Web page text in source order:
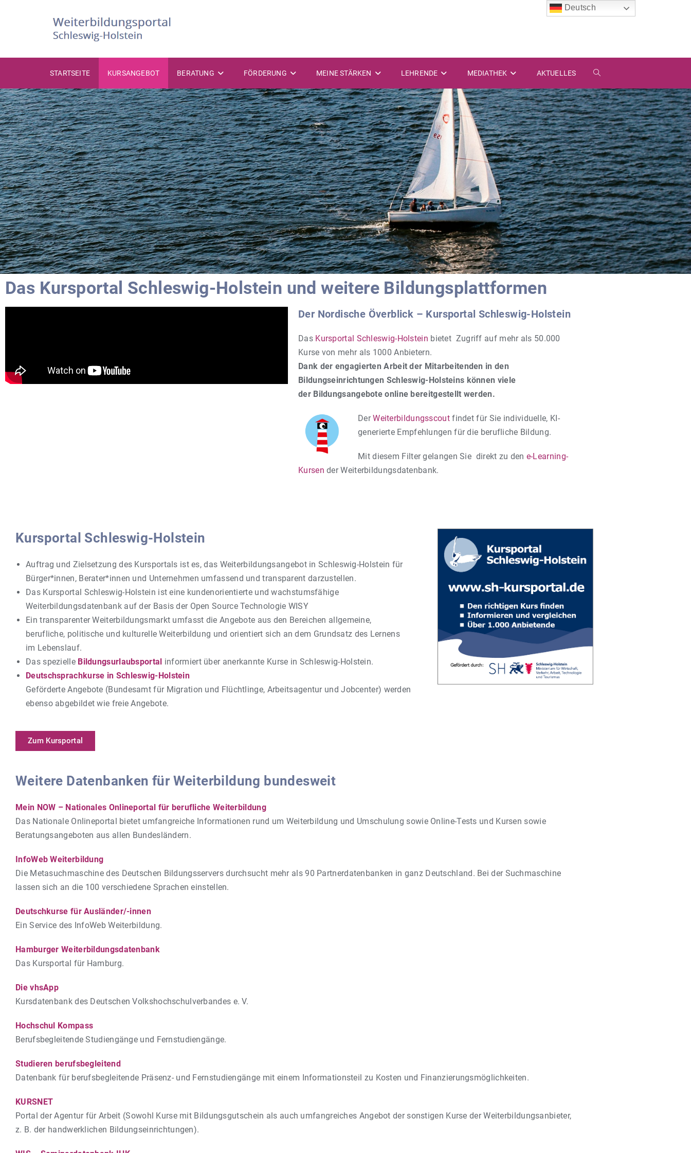
STARTSEITE KURSANGEBOT BERATUNG FÖRDERUNG MEINE STÄRKEN LEHRENDE MEDIATHEK AKTUELLES
Das Kursportal Schleswig-Holstein und weitere Bildungsplattformen
Der Nordische Överblick – Kursportal Schleswig-Holstein
Das Kursportal Schleswig-Holstein bietet Zugriff auf mehr als 50.000
Kurse von mehr als 1000 Anbietern.
Dank der engagierten Arbeit der Mitarbeitenden in den
Bildungseinrichtungen Schleswig-Holsteins können viele
der Bildungsangebote online bereitgestellt werden.
DerWeiterbildungsscoutfindet für Sie individuelle, KI-
generierte Empfehlungen für die berufliche Bildung.
Mit diesem Filter gelangen Sie direkt zu den e-Learning-
Kursen der Weiterbildungsdatenbank.
Kursportal Schleswig-Holstein
Auftrag und Zielsetzung des Kursportals ist es, das Weiterbildungsangebot in Schleswig-Holstein für
Bürger*innen, Berater*innen und Unternehmen umfassend und transparent darzustellen.
Das Kursportal Schleswig-Holstein ist eine kundenorientierte und wachstumsfähige
Weiterbildungsdatenbank auf der Basis der Open Source Technologie WISY
Ein transparenter Weiterbildungsmarkt umfasst die Angebote aus den Bereichen allgemeine,
berufliche, politische und kulturelle Weiterbildung und orientiert sich an dem Grundsatz des Lernens
im Lebenslauf.
Das spezielle Bildungsurlaubsportal informiert über anerkannte Kurse in Schleswig-Holstein.
Deutschsprachkurse in Schleswig-Holstein
Geförderte Angebote (Bundesamt für Migration und Flüchtlinge, Arbeitsagentur und Jobcenter) werden
ebenso abgebildet wie freie Angebote.
Zum Kursportal
Weitere Datenbanken für Weiterbildung bundesweit
Mein NOW – Nationales Onlineportal für berufliche Weiterbildung
Das Nationale Onlineportal bietet umfangreiche Informationen rund um Weiterbildung und Umschulung sowie Online-Tests und Kursen sowie
Beratungsangeboten aus allen Bundesländern.
InfoWeb Weiterbildung
Die Metasuchmaschine des Deutschen Bildungsservers durchsucht mehr als 90 Partnerdatenbanken in ganz Deutschland. Bei der Suchmaschine
lassen sich an die 100 verschiedene Sprachen einstellen.
Deutschkurse für Ausländer/-innen
Ein Service des InfoWeb Weiterbildung.
Hamburger Weiterbildungsdatenbank
Das Kursportal für Hamburg.
Die vhsApp
Kursdatenbank des Deutschen Volkshochschulverbandes e. V.
Hochschul Kompass
Berufsbegleitende Studiengänge und Fernstudiengänge.
Studieren berufsbegleitend
Datenbank für berufsbegleitende Präsenz- und Fernstudiengänge mit einem Informationsteil zu Kosten und Finanzierungsmöglichkeiten.
KURSNET
Portal der Agentur für Arbeit (Sowohl Kurse mit Bildungsgutschein als auch umfangreiches Angebot der sonstigen Kurse der Weiterbildungsanbieter,
z. B. der handwerklichen Bildungseinrichtungen).
Deutsch